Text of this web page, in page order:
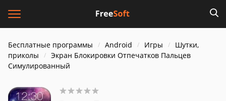
Бесплатные программы Android Игры
Шутки,
приколы
Экран Блокировки Отпечатков Пальцев
Симулированный